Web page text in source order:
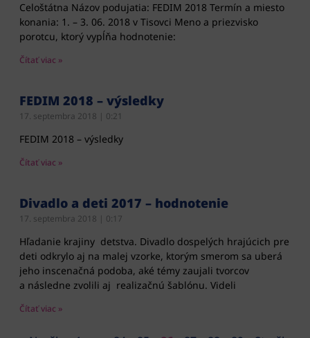
Celoštátna Názov podujatia: FEDIM 2018 Termín a miesto
konania: 1. – 3. 06. 2018 v Tisovci Meno a priezvisko
porotcu, ktorý vypĺňa hodnotenie:
Čítať viac »
FEDIM 2018 – výsledky
17. septembra 2018 0:21
FEDIM 2018 – výsledky
Čítať viac »
Divadlo a deti 2017 – hodnotenie
17. septembra 2018 0:17
Hľadanie krajiny detstva. Divadlo dospelých hrajúcich pre
deti odkrylo aj na malej vzorke, ktorým smerom sa uberá
jeho inscenačná podoba, aké témy zaujali tvorcov
a následne zvolili aj realizačnú šablónu. Videli
Čítať viac »